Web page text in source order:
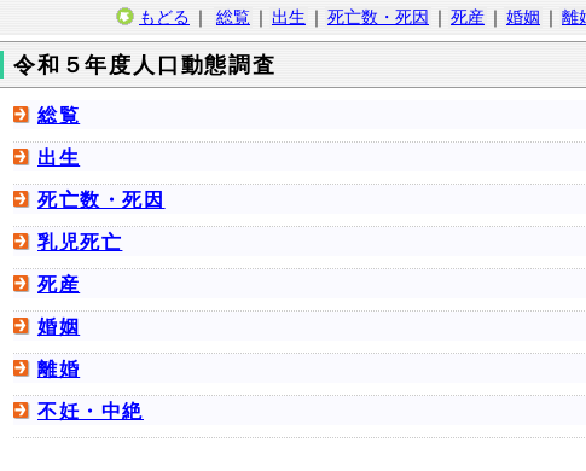
もどる ｜ 総覧 ｜ 出生 ｜ 死亡数・死因 ｜ 死産 ｜ 婚姻 ｜ 離
令和５年度人口動態調査
総覧
出生
死亡数・死因
乳児死亡
死産
婚姻
離婚
不妊・中絶